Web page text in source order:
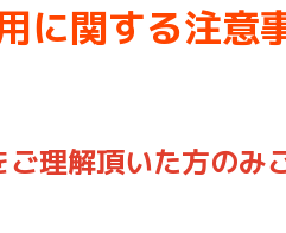
に関する注意
理解頂いた方の